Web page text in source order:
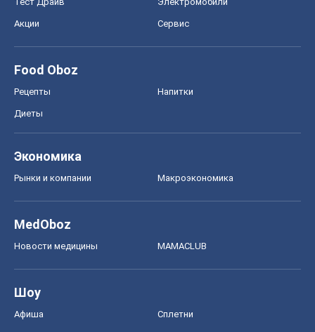
Акции Сервис
Food Oboz
Рецепты Напитки
Диеты
Экономика
Рынки и компании Mакроэкономика
MedOboz
Новости медицины MAMACLUB
Шоу
Афиша Сплетни